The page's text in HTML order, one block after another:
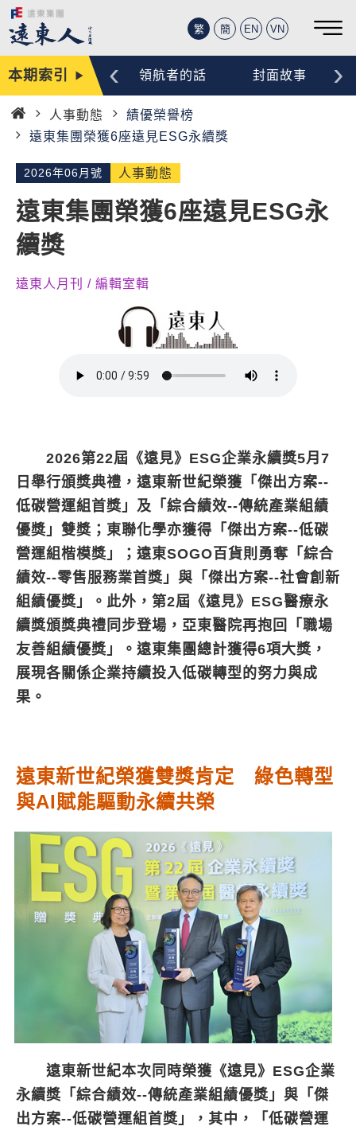
繁 簡 EN VN
本期索引編輯手記 領航者的話 封面故事
‹ ›
首
人事動態
績優榮譽榜
遠東集團榮獲6座遠見ESG永續獎
2026年06月號 人事動態
遠東集團榮獲6座遠見ESG永
續獎
遠東人月刊 / 編輯室輯
2026第22屆《遠見》ESG企業永續獎5月7
日舉行頒獎典禮，遠東新世紀榮獲「傑出方案--
低碳營運組首獎」及「綜合績效--傳統產業組績
優獎」雙獎；東聯化學亦獲得「傑出方案--低碳
營運組楷模獎」；遠東SOGO百貨則勇奪「綜合
績效--零售服務業首獎」與「傑出方案--社會創新
組績優獎」。此外，第2屆《遠見》ESG醫療永
續獎頒獎典禮同步登場，亞東醫院再抱回「職場
友善組績優獎」。遠東集團總計獲得6項大獎，
展現各關係企業持續投入低碳轉型的努力與成
果。
遠東新世紀榮獲雙獎肯定 綠色轉型
與AI賦能驅動永續共榮
遠東新世紀本次同時榮獲《遠見》ESG企業
永續獎「綜合績效--傳統產業組績優獎」與「傑
出方案--低碳營運組首獎」，其中，「低碳營運